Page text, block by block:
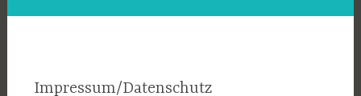
Impressum/Datenschutz